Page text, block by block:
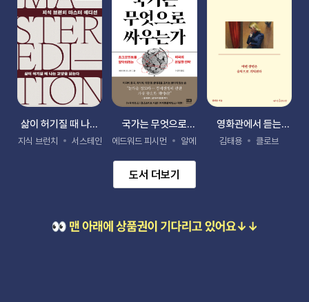
삶이 허기질 때 나는
교양을 읽는다
지식 브런치 서스테인
국가는 무엇으로
싸우는가
에드워드 피시먼 알에이치코리아(RHK)
영화관에서 듣는
클래식
김태용 클로브
도서 더보기